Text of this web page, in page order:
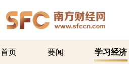
首页 要闻 学习经济